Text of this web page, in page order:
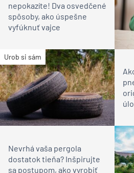
nepokazíte! Dva osvedčené
spôsoby, ako úspešne
vyfúknuť vajce
Urob si sám
Nevrhá vaša pergola
dostatok tieňa? Inšpirujte
sa postupom, ako vyrobiť